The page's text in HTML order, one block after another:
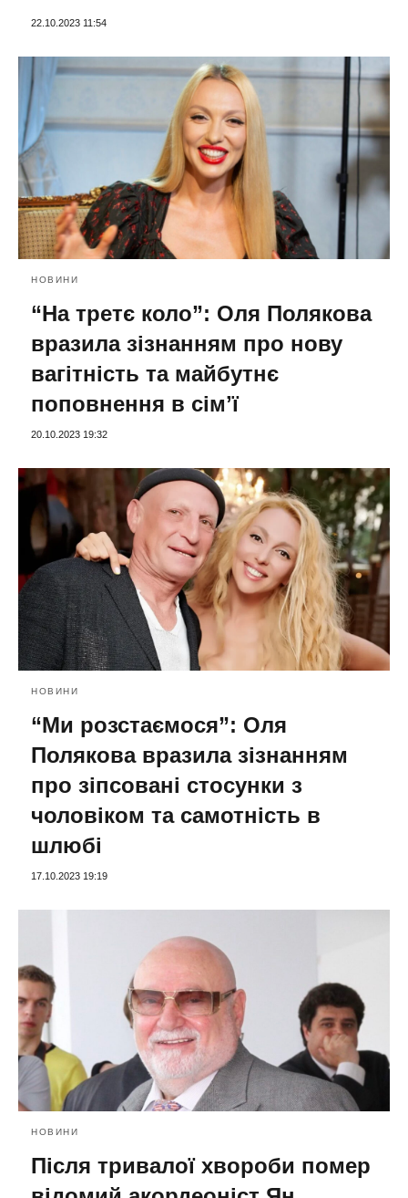
22.10.2023 11:54
НОВИНИ
“На третє коло”: Оля Полякова
вразила зізнанням про нову
вагітність та майбутнє
поповнення в сімʼї
20.10.2023 19:32
НОВИНИ
“Ми розстаємося”: Оля
Полякова вразила зізнанням
про зіпсовані стосунки з
чоловіком та самотність в
шлюбі
17.10.2023 19:19
НОВИНИ
Після тривалої хвороби помер